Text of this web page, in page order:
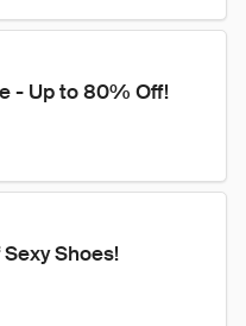
- Up to 80% Off!
Shoes!